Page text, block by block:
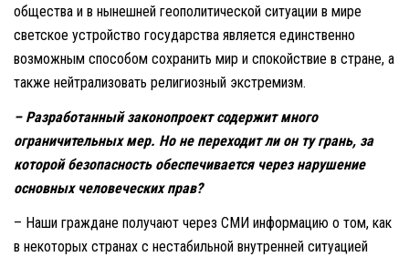
общества и в нынешней геополитической ситуации в мире
светское устройство государства является единственно
возможным способом сохранить мир и спокойствие в стране, а
также нейтрализовать религиозный экстремизм.
– Разработанный законопроект содержит много
ограничительных мер. Но не переходит ли он ту грань, за
которой безопасность обеспечивается через нарушение
основных человеческих прав?
– Наши граждане получают через СМИ информацию о том, как
в некоторых странах с нестабильной внутренней ситуацией